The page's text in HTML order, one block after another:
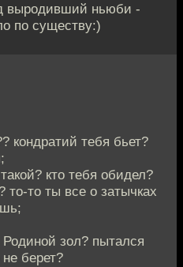
выродивший ньюби -
по существу:)
кондратий тебя бьет?
кто тебя обидел?
то-то ты все о затычках
Родиной зол? пытался
берет?